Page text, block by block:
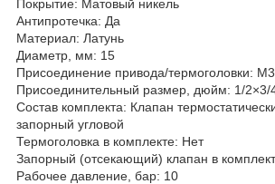
Покрытие: Матовый никель
Антипротечка: Да
Материал: Латунь
Диаметр, мм: 15
Присоединение привода/термоголовки:
Присоединительный размер, дюйм: 1/2×3/
Состав комплекта: Клапан
запорный угловой
Термоголовка в комплекте: Нет
Запорный (отсекающий) клапан в
Рабочее давление, бар: 10